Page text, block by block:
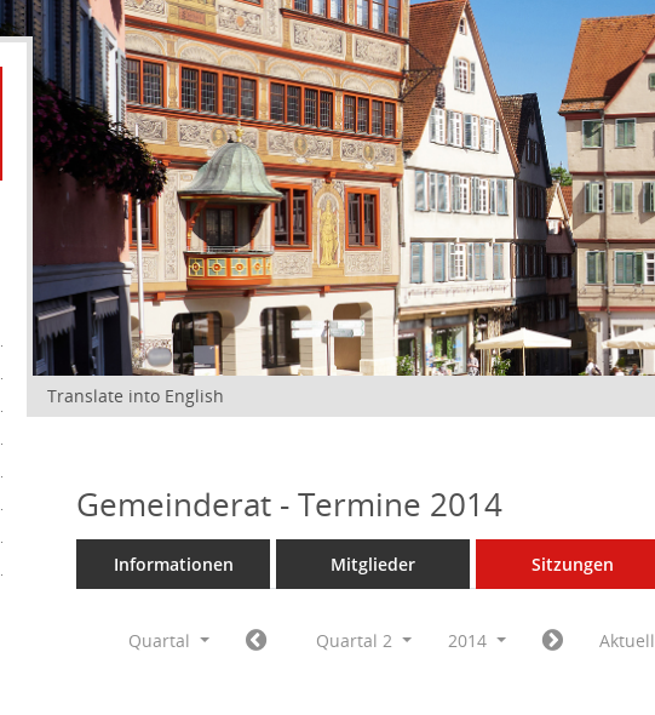
Translate into English
Gemeinderat - Termine 2014
Informationen Mitglieder Sitzungen
Quartal Quartal 2 2014 Aktuell